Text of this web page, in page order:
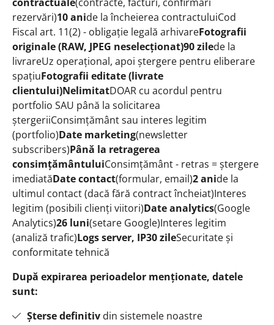
rezervări)10 anide la încheierea contractuluiCod
Fiscal art. 11(2) - obligație legală arhivareFotografii
originale (RAW, JPEG neselecționat)90 zilede la
livrareUz operațional, apoi ștergere pentru eliberare
spațiuFotografii editate (livrate
clientului)NelimitatDOAR cu acordul pentru
portfolio SAU până la solicitarea
ștergeriiConsimțământ sau interes legitim
(portfolio)Date marketing(newsletter
subscribers)Până la retragerea
consimțământuluiConsimțământ - retras = ștergere
imediatăDate contact(formular, email)2 anide la
ultimul contact (dacă fără contract încheiat)Interes
legitim (posibili clienți viitori)Date analytics(Google
Analytics)26 luni(setare Google)Interes legitim
(analiză trafic)Logs server, IP30 zileSecuritate și
conformitate tehnică
După expirarea perioadelor menționate, datele
sunt:
Șterse definitiv din sistemele noastre